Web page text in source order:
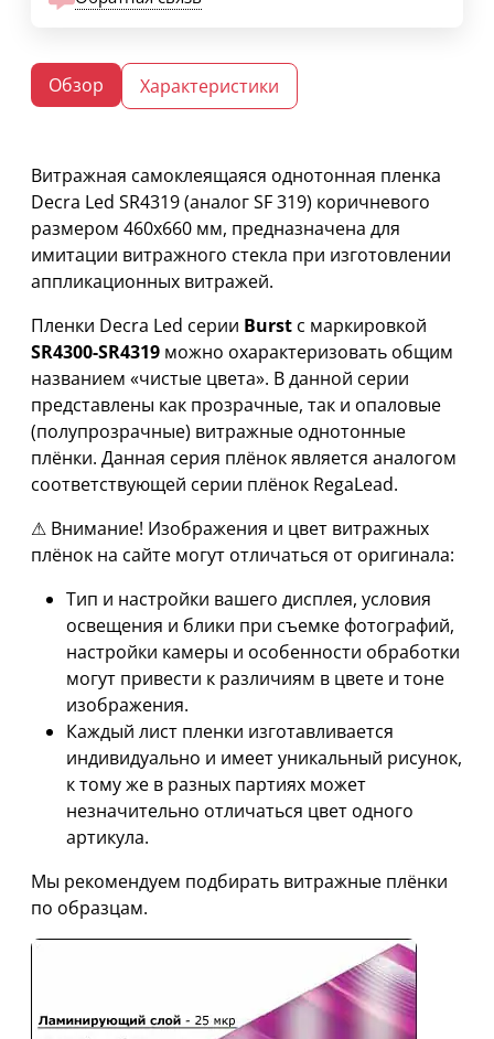
Обзор Характеристики
Витражная самоклеящаяся однотонная пленка
Decra Led SR4319 (аналог SF 319) коричневого
размером 460х660 мм, предназначена для
имитации витражного стекла при изготовлении
аппликационных витражей.
Пленки Decra Led серии Burst с маркировкой
SR4300-SR4319 можно охарактеризовать общим
названием «чистые цвета». В данной серии
представлены как прозрачные, так и опаловые
(полупрозрачные) витражные однотонные
плёнки. Данная серия плёнок является аналогом
соответствующей серии плёнок RegaLead.
⚠ Внимание! Изображения и цвет витражных
плёнок на сайте могут отличаться от оригинала:
Тип и настройки вашего дисплея, условия
освещения и блики при съемке фотографий,
настройки камеры и особенности обработки
могут привести к различиям в цвете и тоне
изображения.
Каждый лист пленки изготавливается
индивидуально и имеет уникальный рисунок,
к тому же в разных партиях может
незначительно отличаться цвет одного
артикула.
Мы рекомендуем подбирать витражные плёнки
по образцам.